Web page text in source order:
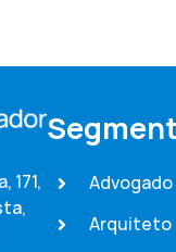
171,
Advogado
Arquiteto